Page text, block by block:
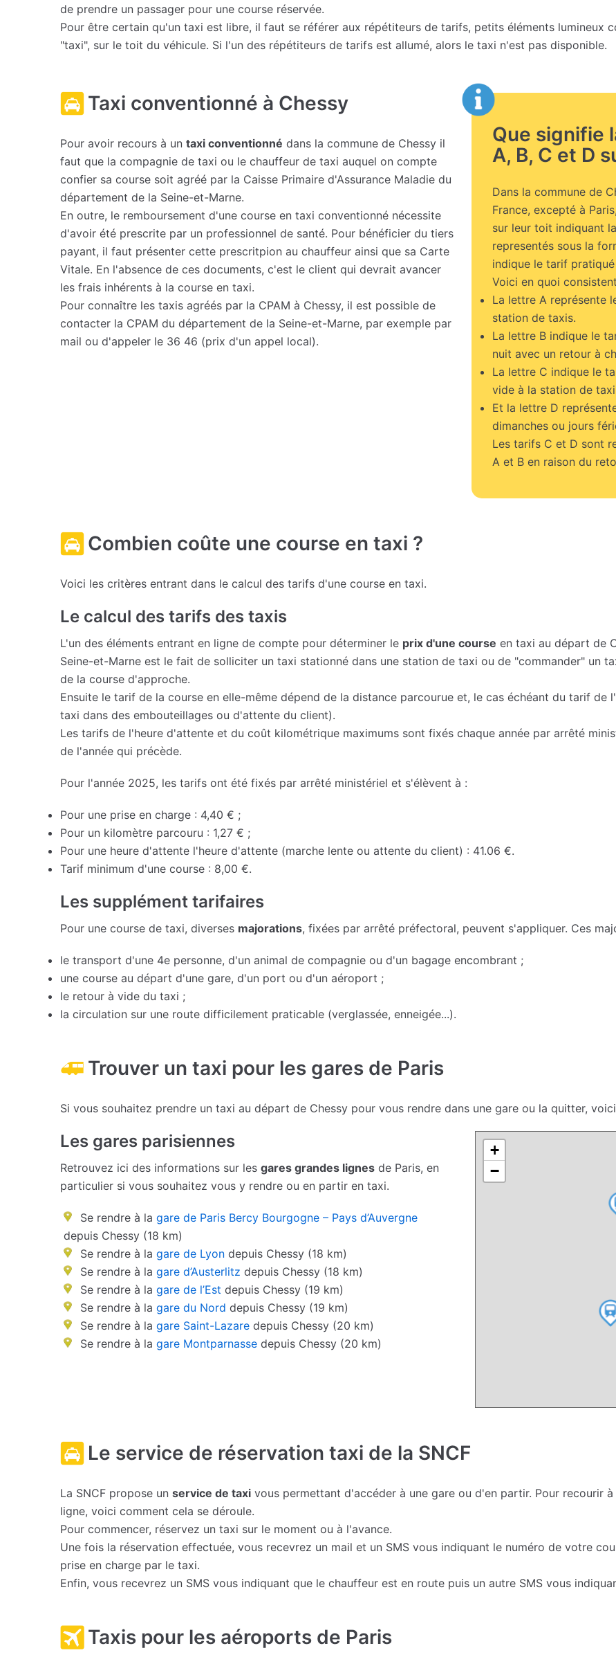
de prendre un passager pour une course réservée.
Pour être certain qu'un taxi est libre, il faut se référer aux répétiteurs de tarifs, petits éléments lumineux
"taxi", sur le toit du véhicule. Si l'un des répétiteurs de tarifs est allumé, alors le taxi n'est pas disponible.
Taxi conventionné à Chessy
Pour avoir recours à un taxi conventionné dans la commune de Chessy il
faut que la compagnie de taxi ou le chauffeur de taxi auquel on compte
confier sa course soit agréé par la Caisse Primaire d'Assurance Maladie du
département de la Seine-et-Marne.
En outre, le remboursement d'une course en taxi conventionné nécessite
d'avoir été prescrite par un professionnel de santé. Pour bénéficier du tiers
payant, il faut présenter cette prescritpion au chauffeur ainsi que sa Carte
Vitale. En l'absence de ces documents, c'est le client qui devrait avancer
les frais inhérents à la course en taxi.
Pour connaître les taxis agréés par la CPAM à Chessy, il est possible de
contacter la CPAM du département de la Seine-et-Marne, par exemple par
mail ou d'appeler le 36 46 (prix d'un appel local).
Que signifie
A, B, C et D
Dans la commune de
France, excepté à
sur leur toit indiquant
representés sous la
indique le tarif
Voici en quoi
La lettre A représente
station de taxis.
La lettre B indique le
nuit avec un retour à
La lettre C indique le
vide à la station de
Et la lettre D
dimanches ou jours
Les tarifs C et D sont
A et B en raison du
Combien coûte une course en taxi ?
Voici les critères entrant dans le calcul des tarifs d'une course en taxi.
Le calcul des tarifs des taxis
L'un des éléments entrant en ligne de compte pour déterminer le prix d'une course en taxi au départ de
Seine-et-Marne est le fait de solliciter un taxi stationné dans une station de taxi ou de "commander" un
de la course d'approche.
Ensuite le tarif de la course en elle-même dépend de la distance parcourue et, le cas échéant du tarif de
taxi dans des embouteillages ou d'attente du client).
Les tarifs de l'heure d'attente et du coût kilométrique maximums sont fixés chaque année par arrêté
de l'année qui précède.
Pour l'année 2025, les tarifs ont été fixés par arrêté ministériel et s'élèvent à :
Pour une prise en charge : 4,40 € ;
Pour un kilomètre parcouru : 1,27 € ;
Pour une heure d'attente l'heure d'attente (marche lente ou attente du client) : 41.06 €.
Tarif minimum d'une course : 8,00 €.
Les supplément tarifaires
Pour une course de taxi, diverses majorations, fixées par arrêté préfectoral, peuvent s'appliquer. Ces
le transport d'une 4e personne, d'un animal de compagnie ou d'un bagage encombrant ;
une course au départ d'une gare, d'un port ou d'un aéroport ;
le retour à vide du taxi ;
la circulation sur une route difficilement praticable (verglassée, enneigée...).
Trouver un taxi pour les gares de Paris
Si vous souhaitez prendre un taxi au départ de Chessy pour vous rendre dans une gare ou la quitter,
Les gares parisiennes
Retrouvez ici des informations sur les gares grandes lignes de Paris, en
particulier si vous souhaitez vous y rendre ou en partir en taxi.
Se rendre à la gare de Paris Bercy Bourgogne – Pays d’Auvergne
depuis Chessy (18 km)
Se rendre à la gare de Lyon depuis Chessy (18 km)
Se rendre à la gare d’Austerlitz depuis Chessy (18 km)
Se rendre à la gare de l’Est depuis Chessy (19 km)
Se rendre à la gare du Nord depuis Chessy (19 km)
Se rendre à la gare Saint-Lazare depuis Chessy (20 km)
Se rendre à la gare Montparnasse depuis Chessy (20 km)
+
−
Le service de réservation taxi de la SNCF
La SNCF propose un service de taxi vous permettant d'accéder à une gare ou d'en partir. Pour recourir
ligne, voici comment cela se déroule.
Pour commencer, réservez un taxi sur le moment ou à l'avance.
Une fois la réservation effectuée, vous recevrez un mail et un SMS vous indiquant le numéro de votre
prise en charge par le taxi.
Enfin, vous recevrez un SMS vous indiquant que le chauffeur est en route puis un autre SMS vous
Taxis pour les aéroports de Paris